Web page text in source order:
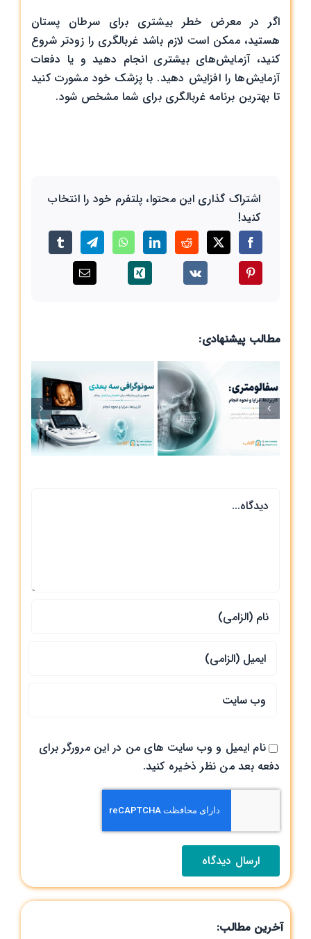
اگر در معرض خطر بیشتری برای سرطان پستان
هستید، ممکن است لازم باشد غربالگری را زودتر شروع
کنید، آزمایش‌های بیشتری انجام دهید و یا دفعات
آزمایش‌ها را افزایش دهید. با پزشک خود مشورت کنید
تا بهترین برنامه غربالگری برای شما مشخص شود.
اشتراک گذاری این محتوا، پلتفرم خود را انتخاب
کنید!
مطالب پیشنهادی:
سفالومتری:
کاربردها، مزایا و
نحوه انجام
دیدگاه
نام ایمیل و وب سایت های من در این مرورگر برای
دفعه بعد من نظر ذخیره کنید.
آخرین مطالب: